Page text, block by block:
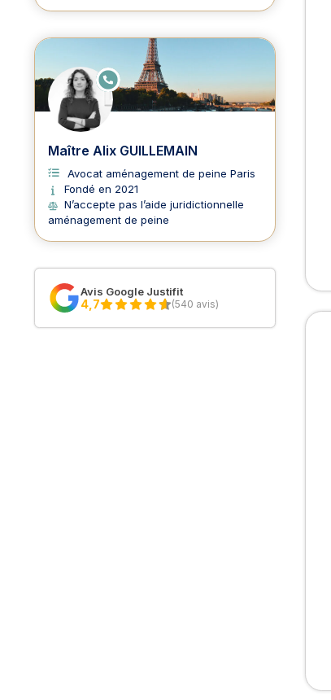
E
N
Maître Alix GUILLEMAIN
Avocat aménagement de peine Paris
Fondé en 2021
N’accepte pas l’aide juridictionnelle
aménagement de peine
Avis Google Justifit
4,7 (540 avis)